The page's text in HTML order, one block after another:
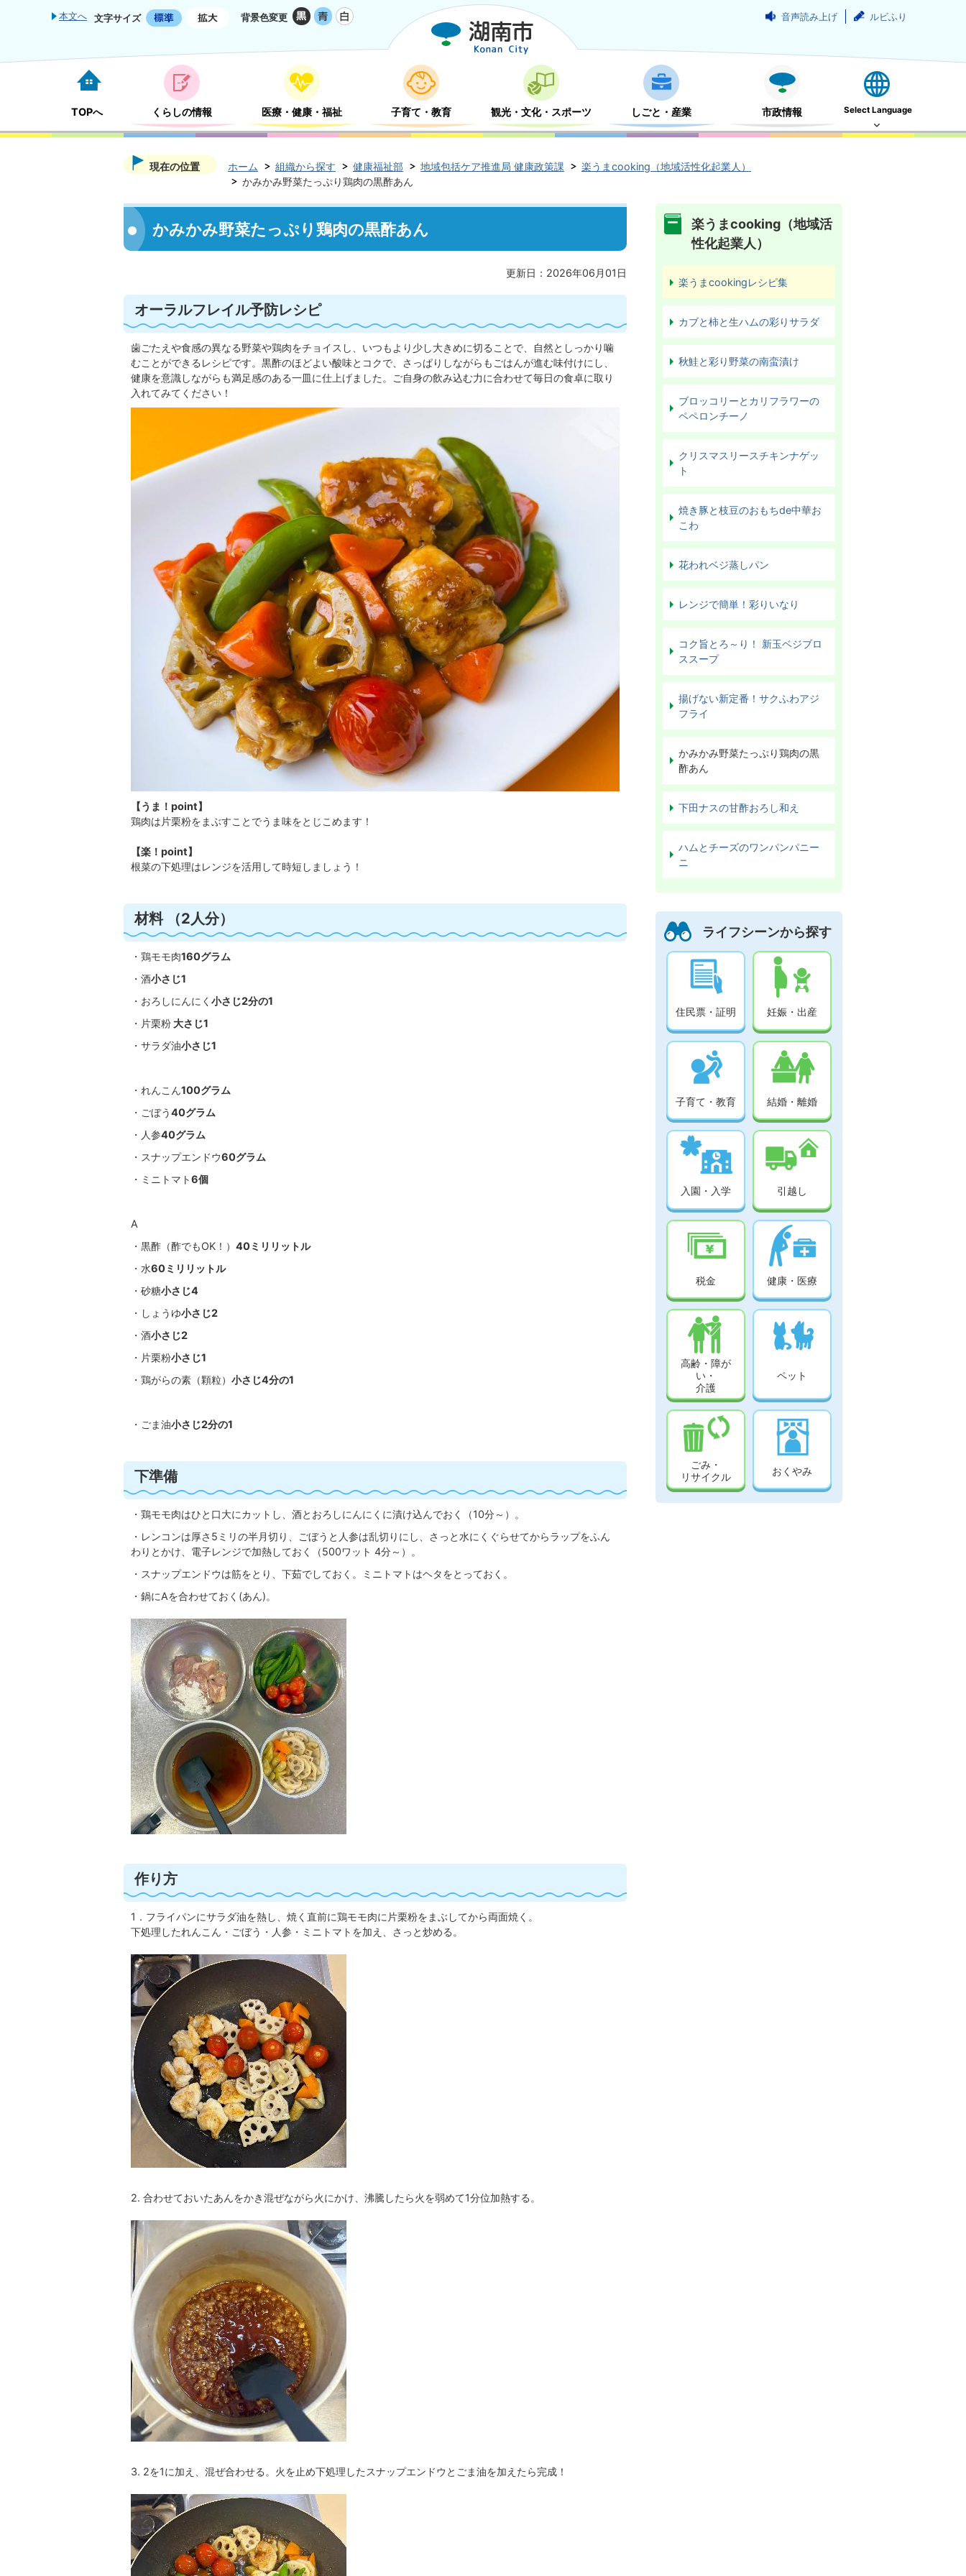
本文へ 文字サイズ 背景色変更 音声読み上げ ルビふり
TOPへ くらしの情報 医療・健康・福祉 子育て・教育 観光・文化・スポーツ しごと・産業 市政情報 Select Language
現在の位置 ホーム 組織から探す 健康福祉部 地域包括ケア推進局 健康政策課
楽うまcooking（地域活性化起業人）
かみかみ野菜たっぷり鶏肉の黒酢あん
かみかみ野菜たっぷり鶏肉の黒酢あん
更新日：2026年06月01日
オーラルフレイル予防レシピ
歯ごたえや食感の異なる野菜や鶏肉をチョイスし、いつもより少し大きめに切ることで、自然としっかり噛
むことができるレシピです。黒酢のほどよい酸味とコクで、さっぱりしながらもごはんが進む味付けにし、
健康を意識しながらも満足感のある一皿に仕上げました。ご自身の飲み込む力に合わせて毎日の食卓に取り
入れてみてください！
【うま！point】
鶏肉は片栗粉をまぶすことでうま味をとじこめます！
【楽！point】
根菜の下処理はレンジを活用して時短しましょう！
材料 （2人分）
・鶏モモ肉160グラム
・酒小さじ1
・おろしにんにく 小さじ2分の1
・片栗粉 大さじ1
・サラダ油小さじ1
・れんこん100グラム
・ごぼう40グラム
・人参40グラム
・スナップエンドウ60グラム
・ミニトマト6個
A
・黒酢（酢でもOK！） 40ミリリットル
・水60ミリリットル
・砂糖小さじ4
・しょうゆ小さじ2
・酒小さじ2
・片栗粉小さじ1
・鶏がらの素（顆粒） 小さじ4分の1
・ごま油小さじ2分の1
下準備
・鶏モモ肉はひと口大にカットし、酒とおろしにんにくに漬け込んでおく（10分～）。
・レンコンは厚さ5ミリの半月切り、ごぼうと人参は乱切りにし、さっと水にくぐらせてからラップをふん
わりとかけ、電子レンジで加熱しておく（500ワット 4分～）。
・スナップエンドウは筋をとり、下茹でしておく。ミニトマトはヘタをとっておく。
・鍋にAを合わせておく(あん)。
作り方
1．フライパンにサラダ油を熱し、焼く直前に鶏モモ肉に片栗粉をまぶしてから両面焼く。
下処理したれんこん・ごぼう・人参・ミニトマトを加え、さっと炒める。
2. 合わせておいたあんをかき混ぜながら火にかけ、沸騰したら火を弱めて1分位加熱する。
3. 2を1に加え、混ぜ合わせる。火を止め下処理したスナップエンドウとごま油を加えたら完成！
楽うまcooking（地域活
性化起業人）
楽うまcookingレシピ集
カブと柿と生ハムの彩りサラダ
秋鮭と彩り野菜の南蛮漬け
ブロッコリーとカリフラワーの
ペペロンチーノ
クリスマスリースチキンナゲッ
ト
焼き豚と枝豆のおもちde中華お
こわ
花われベジ蒸しパン
レンジで簡単！彩りいなり
コク旨とろ～り！ 新玉ベジブロ
ススープ
揚げない新定番！サクふわアジ
フライ
かみかみ野菜たっぷり鶏肉の黒
酢あん
下田ナスの甘酢おろし和え
ハムとチーズのワンパンパニー
ニ
ライフシーンから探す
住民票・証明 妊娠・出産
子育て・教育 結婚・離婚
入園・入学 引越し
税金 健康・医療
高齢・障が
い・
介護
ペット
ごみ・
リサイクル
おくやみ